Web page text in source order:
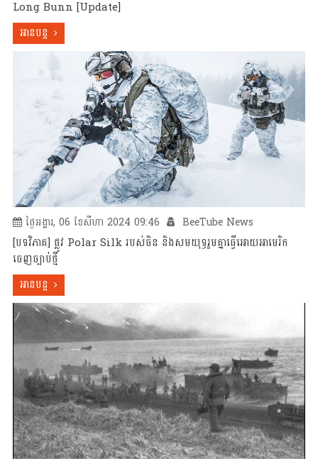
Long Bunn [Update]
អានបន្ត
ថ្ងៃអង្គារ, 06 ខែសីហា 2024 09:46 BeeTube News
[បទវិភាគ] ផ្លូវ Polar Silk របស់ចិន និងសមយុទ្ធរួមគ្នាធ្វើអោយអាមេរិក
ចេញច្បាប់ថ្មី
អានបន្ត